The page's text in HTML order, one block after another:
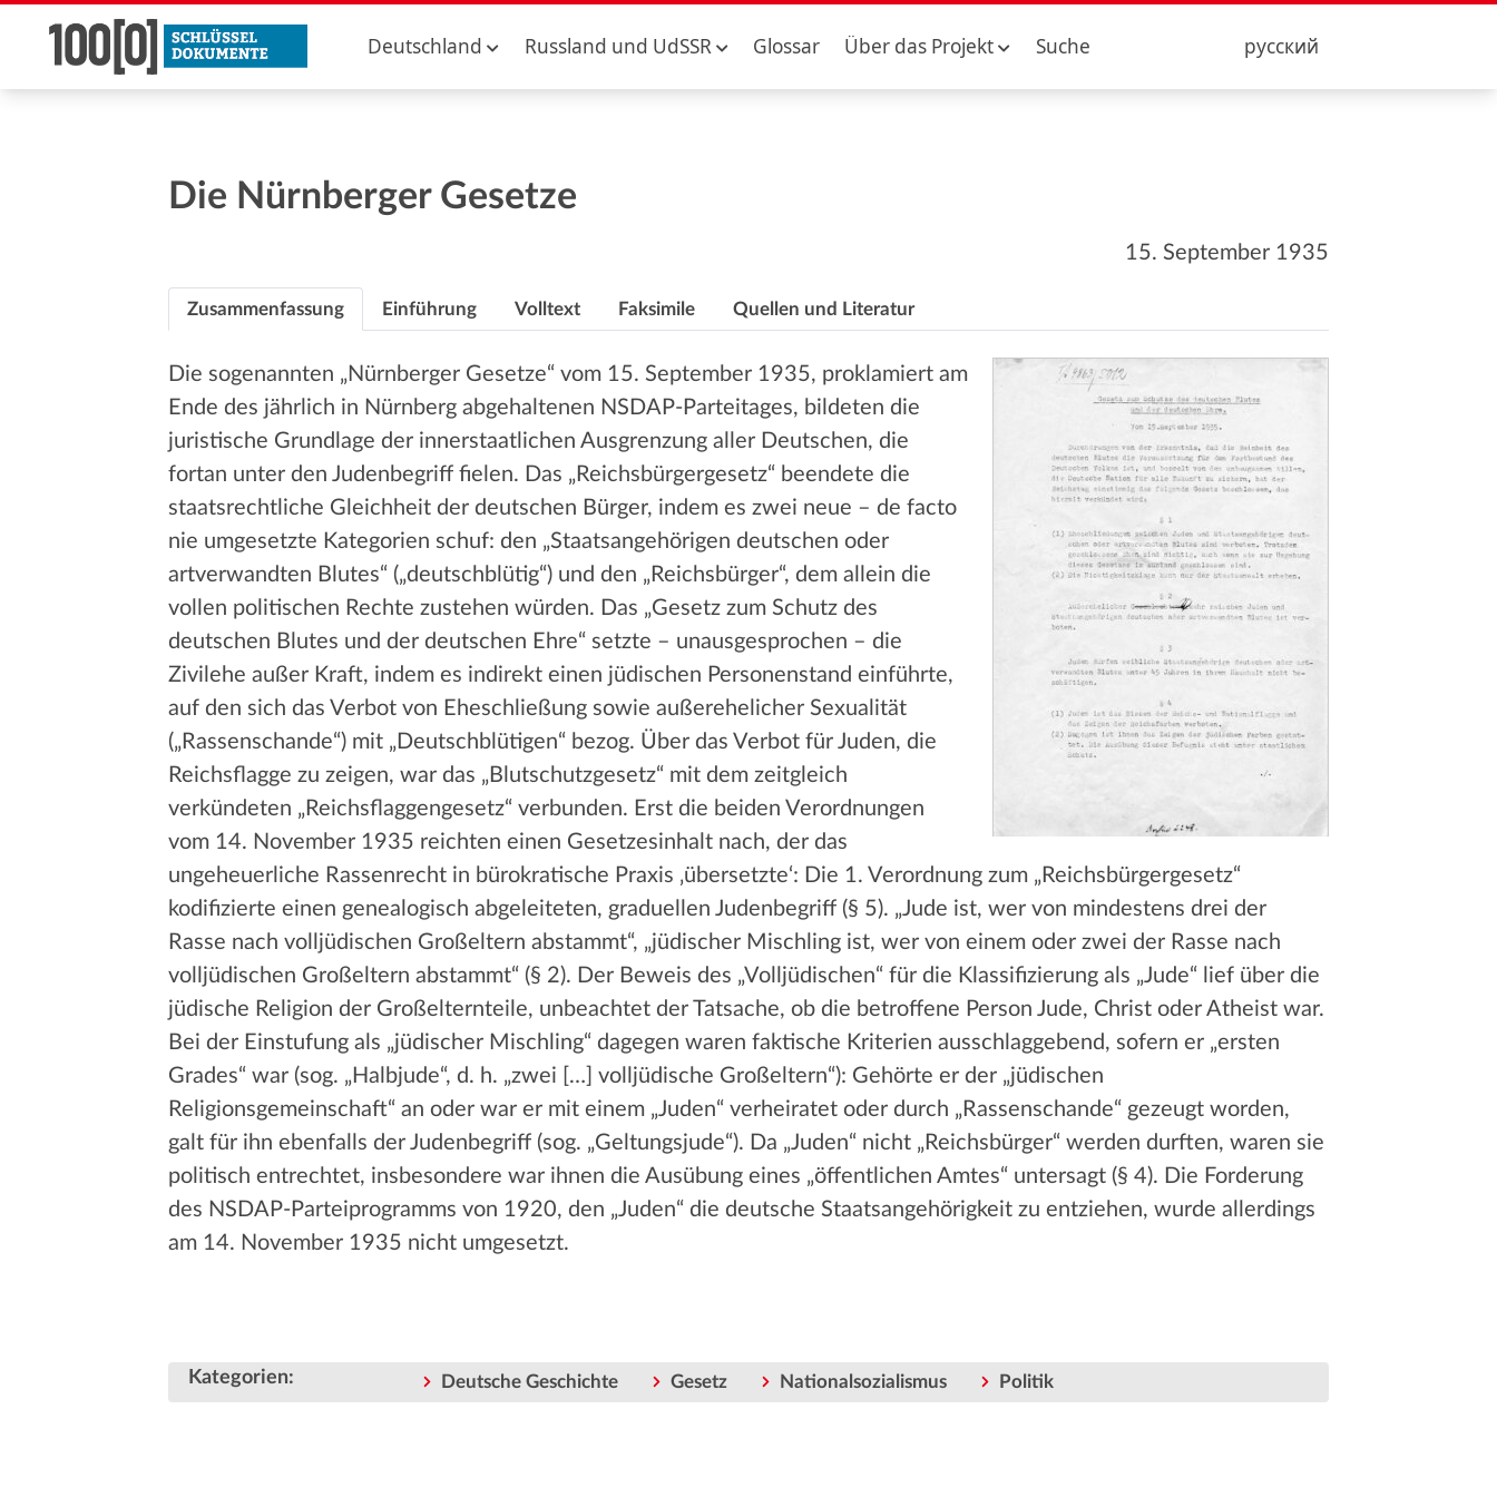
Deutschland Russland und UdSSR Glossar Über das Projekt Suche русский
Die Nürnberger Gesetze
15. September 1935
Zusammenfassung Einführung Volltext Faksimile Quellen und Literatur
Die sogenannten „Nürnberger Gesetze“ vom 15. September 1935, proklamiert am
Ende des jährlich in Nürnberg abgehaltenen NSDAP-Parteitages, bildeten die
juristische Grundlage der innerstaatlichen Ausgrenzung aller Deutschen, die
fortan unter den Judenbegriff fielen. Das „Reichsbürgergesetz“ beendete die
staatsrechtliche Gleichheit der deutschen Bürger, indem es zwei neue – de facto
nie umgesetzte Kategorien schuf: den „Staatsangehörigen deutschen oder
artverwandten Blutes“ („deutschblütig“) und den „Reichsbürger“, dem allein die
vollen politischen Rechte zustehen würden. Das „Gesetz zum Schutz des
deutschen Blutes und der deutschen Ehre“ setzte – unausgesprochen – die
Zivilehe außer Kraft, indem es indirekt einen jüdischen Personenstand einführte,
auf den sich das Verbot von Eheschließung sowie außerehelicher Sexualität
(„Rassenschande“) mit „Deutschblütigen“ bezog. Über das Verbot für Juden, die
Reichsflagge zu zeigen, war das „Blutschutzgesetz“ mit dem zeitgleich
verkündeten „Reichsflaggengesetz“ verbunden. Erst die beiden Verordnungen
vom 14. November 1935 reichten einen Gesetzesinhalt nach, der das
ungeheuerliche Rassenrecht in bürokratische Praxis ‚übersetzte‘: Die 1. Verordnung zum „Reichsbürgergesetz“
kodifizierte einen genealogisch abgeleiteten, graduellen Judenbegriff (§ 5). „Jude ist, wer von mindestens drei der
Rasse nach volljüdischen Großeltern abstammt“, „jüdischer Mischling ist, wer von einem oder zwei der Rasse nach
volljüdischen Großeltern abstammt“ (§ 2). Der Beweis des „Volljüdischen“ für die Klassifizierung als „Jude“ lief über die
jüdische Religion der Großelternteile, unbeachtet der Tatsache, ob die betroffene Person Jude, Christ oder Atheist war.
Bei der Einstufung als „jüdischer Mischling“ dagegen waren faktische Kriterien ausschlaggebend, sofern er „ersten
Grades“ war (sog. „Halbjude“, d. h. „zwei […] volljüdische Großeltern“): Gehörte er der „jüdischen
Religionsgemeinschaft“ an oder war er mit einem „Juden“ verheiratet oder durch „Rassenschande“ gezeugt worden,
galt für ihn ebenfalls der Judenbegriff (sog. „Geltungsjude“). Da „Juden“ nicht „Reichsbürger“ werden durften, waren sie
politisch entrechtet, insbesondere war ihnen die Ausübung eines „öffentlichen Amtes“ untersagt (§ 4). Die Forderung
des NSDAP-Parteiprogramms von 1920, den „Juden“ die deutsche Staatsangehörigkeit zu entziehen, wurde allerdings
am 14. November 1935 nicht umgesetzt.
Kategorien: Deutsche Geschichte Gesetz Nationalsozialismus Politik